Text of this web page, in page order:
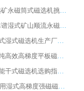
2026 选矿永磁筒式磁选机挑选指南 华体会手机网页版-华体会(中国) 推荐品牌行业口碑佳实力突出
2026 靠谱湿式矿山顺流永磁筒式磁选机选购，国内专业生产厂家华体会手机网页版-华体会(中国) 综合实力出众
大型筒式湿式磁选机生产厂家怎么选?华体会手机网页版-华体会(中国) 设备口碑广受行业认可
湿式提纯高效高梯度平板磁选机靠谱设备源头厂商华体会手机网页版-华体会(中国) 综合测评
板式节能干式磁选机选购指南，源头生产厂家华体会手机网页版-华体会(中国) 综合实力可观
2026矿用湿式高梯度强磁磁选机选购指南，临朐靠谱磁电生产厂家华体会手机网页版-华体会(中国) 详解